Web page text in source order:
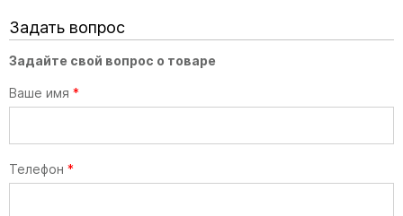
Задать вопрос
Задайте свой вопрос о товаре
Ваше имя *
Телефон *